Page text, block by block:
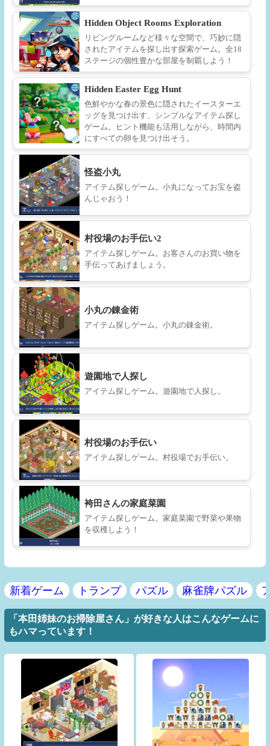
Hidden Object Rooms Exploration
リビングルームなど様々な空間で、巧妙に隠
されたアイテムを探し出す探索ゲーム。全18
ステージの個性豊かな部屋を制覇しよう！
Hidden Easter Egg Hunt
色鮮やかな春の景色に隠されたイースターエ
ッグを見つけ出す、シンプルなアイテム探し
ゲーム。ヒント機能も活用しながら、時間内
にすべての卵を見つけ出そう。
怪盗小丸
アイテム探しゲーム。小丸になってお宝を盗
んじゃおう！
村役場のお手伝い2
アイテム探しゲーム。お客さんのお買い物を
手伝ってあげましょう。
小丸の錬金術
アイテム探しゲーム。小丸の錬金術。
遊園地で人探し
アイテム探しゲーム。遊園地で人探し。
村役場のお手伝い
アイテム探しゲーム。村役場でお手伝い。
袴田さんの家庭菜園
アイテム探しゲーム。家庭菜園で野菜や果物
を収穫しよう！
新着ゲーム トランプ パズル 麻雀牌パズル
「本田姉妹のお掃除屋さん」が好きな人はこんなゲームに
もハマっています！